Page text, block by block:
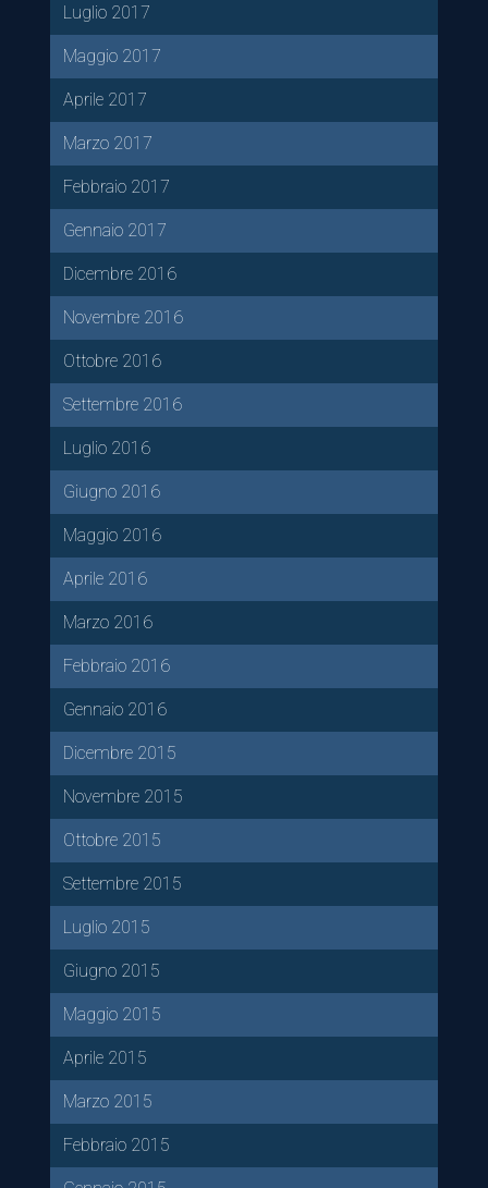
Luglio 2017
Maggio 2017
Aprile 2017
Marzo 2017
Febbraio 2017
Gennaio 2017
Dicembre 2016
Novembre 2016
Ottobre 2016
Settembre 2016
Luglio 2016
Giugno 2016
Maggio 2016
Aprile 2016
Marzo 2016
Febbraio 2016
Gennaio 2016
Dicembre 2015
Novembre 2015
Ottobre 2015
Settembre 2015
Luglio 2015
Giugno 2015
Maggio 2015
Aprile 2015
Marzo 2015
Febbraio 2015